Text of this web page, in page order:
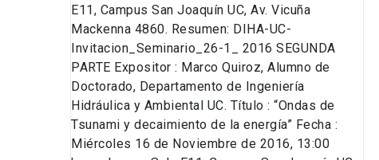
E11, Campus San Joaquín UC, Av. Vicuña
Mackenna 4860. Resumen: DIHA-UC-
Invitacion_Seminario_26-1_ 2016 SEGUNDA
PARTE Expositor : Marco Quiroz, Alumno de
Doctorado, Departamento de Ingeniería
Hidráulica y Ambiental UC. Título : “Ondas de
Tsunami y decaimiento de la energía” Fecha :
Miércoles 16 de Noviembre de 2016, 13:00